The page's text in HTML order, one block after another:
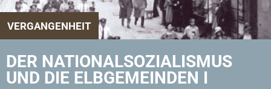
VERGANGENHEIT
DER NATIONALSOZIALISMUS
UND DIE ELBGEMEINDEN I